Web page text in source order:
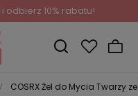
i odbierz 10% rabatu!
COSRX Żel do Mycia Twarzy